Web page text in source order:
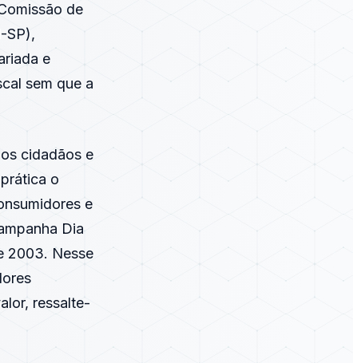
de
SP),
e
sem que a
cidadãos e
o
e
Dia
2003. Nesse
ressalte-